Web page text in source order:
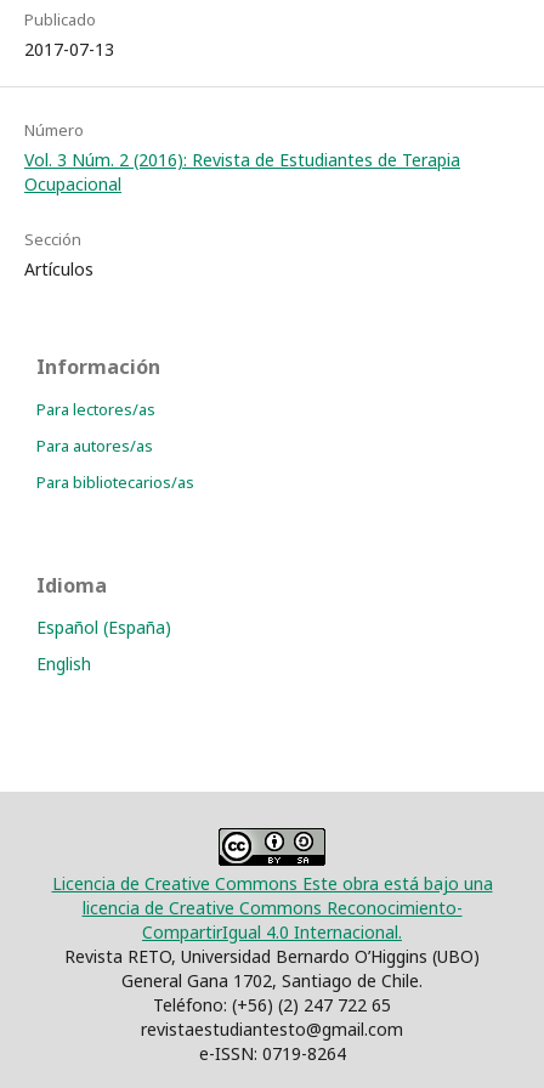
Publicado
2017-07-13
Número
Vol. 3 Núm. 2 (2016): Revista de Estudiantes de Terapia
Ocupacional
Sección
Artículos
Información
Para lectores/as
Para autores/as
Para bibliotecarios/as
Idioma
Español (España)
English
Licencia de Creative Commons Este obra está bajo una
licencia de Creative Commons Reconocimiento-
CompartirIgual 4.0 Internacional.
Revista RETO, Universidad Bernardo O’Higgins (UBO)
General Gana 1702, Santiago de Chile.
Teléfono: (+56) (2) 247 722 65
revistaestudiantesto@gmail.com
e-ISSN: 0719-8264